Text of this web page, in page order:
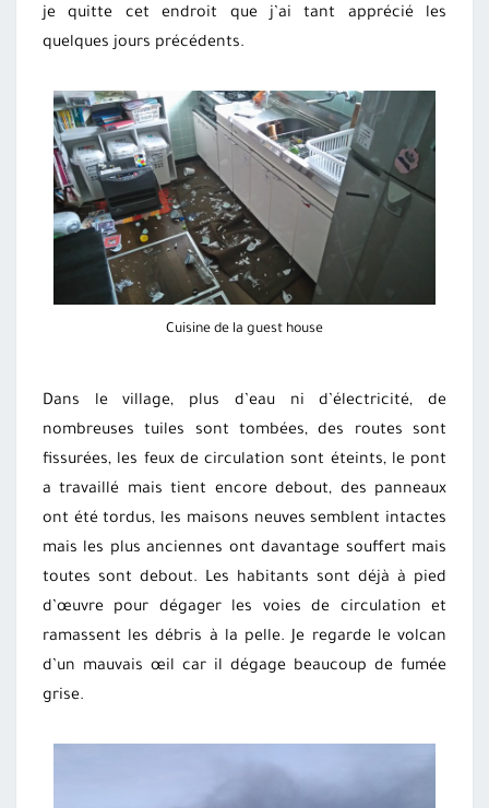
je quitte cet endroit que j’ai tant apprécié les
quelques jours précédents.
Cuisine de la guest house
Dans le village, plus d’eau ni d’électricité, de
nombreuses tuiles sont tombées, des routes sont
fissurées, les feux de circulation sont éteints, le pont
a travaillé mais tient encore debout, des panneaux
ont été tordus, les maisons neuves semblent intactes
mais les plus anciennes ont davantage souffert mais
toutes sont debout. Les habitants sont déjà à pied
d’œuvre pour dégager les voies de circulation et
ramassent les débris à la pelle. Je regarde le volcan
d’un mauvais œil car il dégage beaucoup de fumée
grise.